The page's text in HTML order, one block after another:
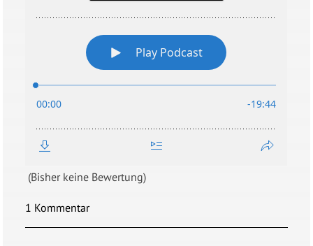
(Bisher keine Bewertung)
1 Kommentar